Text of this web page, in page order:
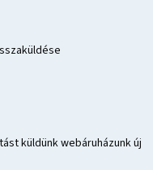
küldünk webáruházunk új